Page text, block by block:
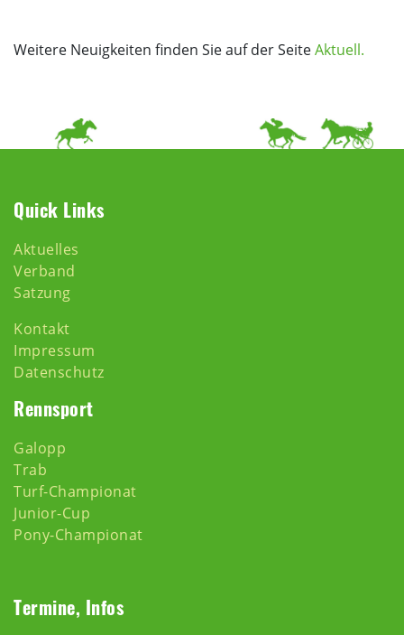
Weitere Neuigkeiten finden Sie auf der SeiteAktuell.
Quick Links
Aktuelles
Verband
Satzung
Kontakt
Impressum
Datenschutz
Rennsport
Galopp
Trab
Turf-Championat
Junior-Cup
Pony-Championat
Termine, Infos